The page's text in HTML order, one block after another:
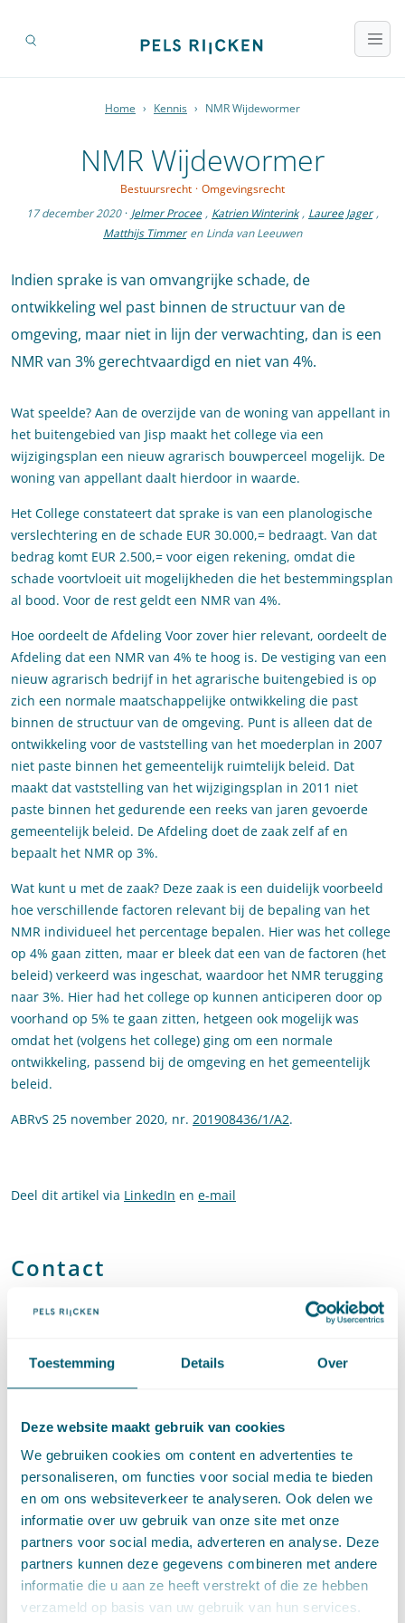
Toestemming Details Over
Deze website maakt gebruik van cookies
We gebruiken cookies om content en advertenties te
personaliseren, om functies voor social media te bieden
en om ons websiteverkeer te analyseren. Ook delen we
informatie over uw gebruik van onze site met onze
partners voor social media, adverteren en analyse. Deze
partners kunnen deze gegevens combineren met andere
informatie die u aan ze heeft verstrekt of die ze hebben
verzameld op basis van uw gebruik van hun services.
Home › Kennis › NMR Wijdewormer
NMR Wijdewormer
Bestuursrecht · Omgevingsrecht
17 december 2020 · Jelmer Procee , Katrien Winterink , Lauree Jager ,
Matthijs Timmer en Linda van Leeuwen
Indien sprake is van omvangrijke schade, de
ontwikkeling wel past binnen de structuur van de
omgeving, maar niet in lijn der verwachting, dan is een
NMR van 3% gerechtvaardigd en niet van 4%.
Wat speelde? Aan de overzijde van de woning van appellant in
het buitengebied van Jisp maakt het college via een
wijzigingsplan een nieuw agrarisch bouwperceel mogelijk. De
woning van appellant daalt hierdoor in waarde.
Het College constateert dat sprake is van een planologische
verslechtering en de schade EUR 30.000,= bedraagt. Van dat
bedrag komt EUR 2.500,= voor eigen rekening, omdat die
schade voortvloeit uit mogelijkheden die het bestemmingsplan
al bood. Voor de rest geldt een NMR van 4%.
Hoe oordeelt de Afdeling Voor zover hier relevant, oordeelt de
Afdeling dat een NMR van 4% te hoog is. De vestiging van een
nieuw agrarisch bedrijf in het agrarische buitengebied is op
zich een normale maatschappelijke ontwikkeling die past
binnen de structuur van de omgeving. Punt is alleen dat de
ontwikkeling voor de vaststelling van het moederplan in 2007
niet paste binnen het gemeentelijk ruimtelijk beleid. Dat
maakt dat vaststelling van het wijzigingsplan in 2011 niet
paste binnen het gedurende een reeks van jaren gevoerde
gemeentelijk beleid. De Afdeling doet de zaak zelf af en
bepaalt het NMR op 3%.
Wat kunt u met de zaak? Deze zaak is een duidelijk voorbeeld
hoe verschillende factoren relevant bij de bepaling van het
NMR individueel het percentage bepalen. Hier was het college
op 4% gaan zitten, maar er bleek dat een van de factoren (het
beleid) verkeerd was ingeschat, waardoor het NMR terugging
naar 3%. Hier had het college op kunnen anticiperen door op
voorhand op 5% te gaan zitten, hetgeen ook mogelijk was
omdat het (volgens het college) ging om een normale
ontwikkeling, passend bij de omgeving en het gemeentelijk
beleid.
ABRvS 25 november 2020, nr. 201908436/1/A2.
Deel dit artikel via LinkedIn en e-mail
Contact
Jelmer Procee
Advocaat • partner
Stuur een e-mail naar Jelmer Procee
jelmer.procee@pelsrijcken.nl
Bel naar Jelmer Procee
+31 70 515 3668
LinkedInprofiel van Jelmer Procee